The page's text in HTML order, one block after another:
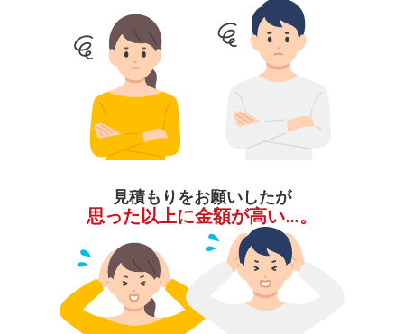
見積もりをお願いしたが
思った以上に金額が高い…。